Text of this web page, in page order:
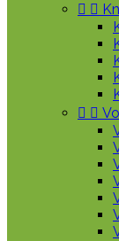
 
 